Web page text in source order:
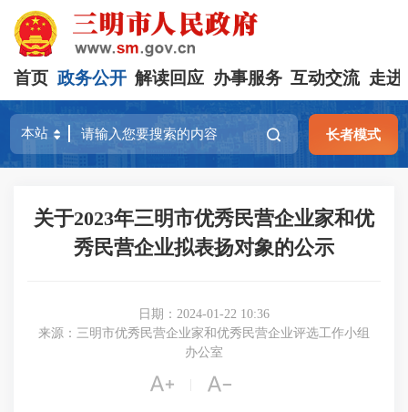
首页 政务公开 解读回应 办事服务 互动交流 走进
长者模式
关于2023年三明市优秀民营企业家和优
秀民营企业拟表扬对象的公示
日期：2024-01-22 10:36
来源：三明市优秀民营企业家和优秀民营企业评选工作小组
办公室
 